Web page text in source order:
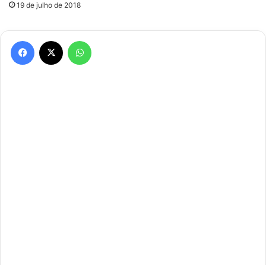
19 de julho de 2018